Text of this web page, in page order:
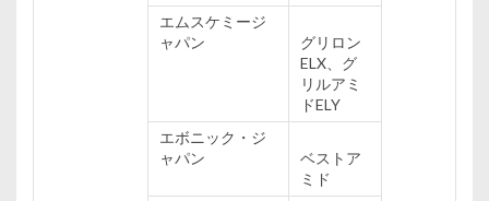
エムスケミージ
ャパン
グリロン
ELX、グ
リルアミ
ドELY
エボニック・ジ
ャパン
ベストア
ミド